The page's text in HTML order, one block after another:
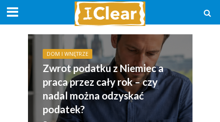
DOM I WNĘTRZE
Zwrot podatku z Niemiec a
praca przez cały rok – czy
nadal można odzyskać
podatek?